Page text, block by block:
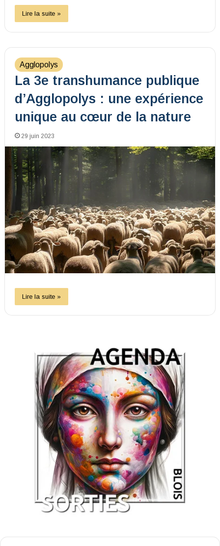
Lire la suite »
Agglopolys
La 3e transhumance publique
d’Agglopolys : une expérience
unique au cœur de la nature
29 juin 2023
Lire la suite »